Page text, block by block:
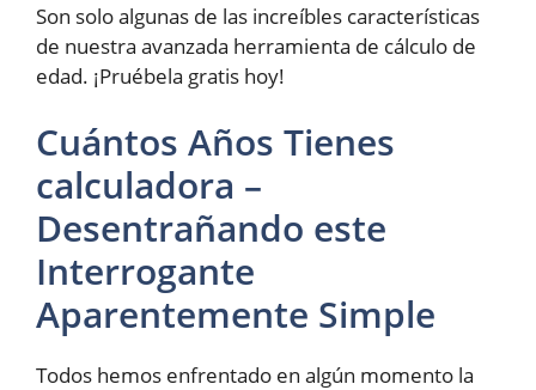
Son solo algunas de las increíbles características
de nuestra avanzada herramienta de cálculo de
edad. ¡Pruébela gratis hoy!
Cuántos Años Tienes
calculadora –
Desentrañando este
Interrogante
Aparentemente Simple
Todos hemos enfrentado en algún momento la